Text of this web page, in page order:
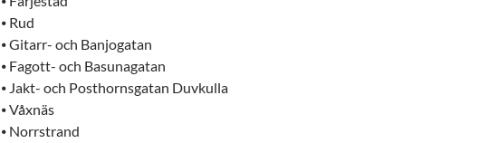
⦁ Rud
⦁ Gitarr- och Banjogatan
⦁ Fagott- och Basunagatan
⦁ Jakt- och Posthornsgatan Duvkulla
⦁ Våxnäs
⦁ Norrstrand